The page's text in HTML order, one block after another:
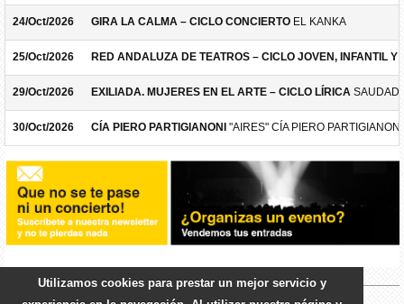
24/Oct/2026 GIRA LA CALMA – CICLO CONCIERTO EL KANKA
25/Oct/2026 RED ANDALUZA DE TEATROS – CICLO JOVEN, INFANTIL Y
29/Oct/2026 EXILIADA. MUJERES EN EL ARTE – CICLO LÍRICA
30/Oct/2026 CÍA PIERO PARTIGIANONI "AIRES" CÍA PIERO PARTIGIANONI
Utilizamos cookies para prestar un mejor servicio y